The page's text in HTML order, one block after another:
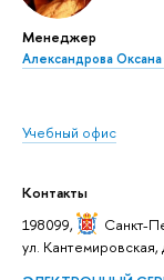
Менеджер
Александрова
Учебный офис
Контакты
198099,
Санкт-
ул. Кантемировская,